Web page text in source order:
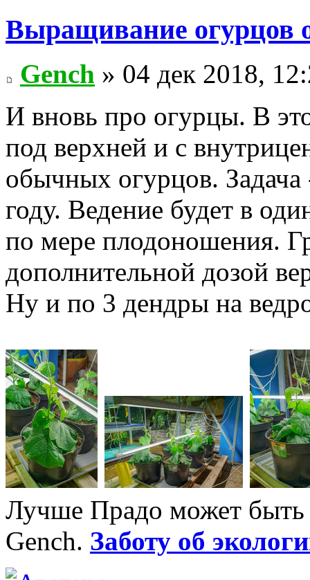
Выращивание огурцов
Gench » 04 дек 2018,
И вновь про огурцы. В
под верхней и с
обычных огурцов.
году. Ведение будет в
по мере плодоношения.
дополнительной дозой
Ну и по 3 дендры на
Лучше Прадо может
Gench. Заботу об